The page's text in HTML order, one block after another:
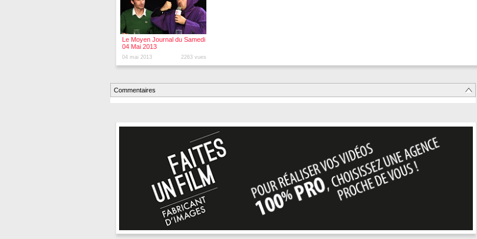
Le Moyen Journal du Samedi
04 Mai 2013
04 mai 2013 2263 vues
Commentaires